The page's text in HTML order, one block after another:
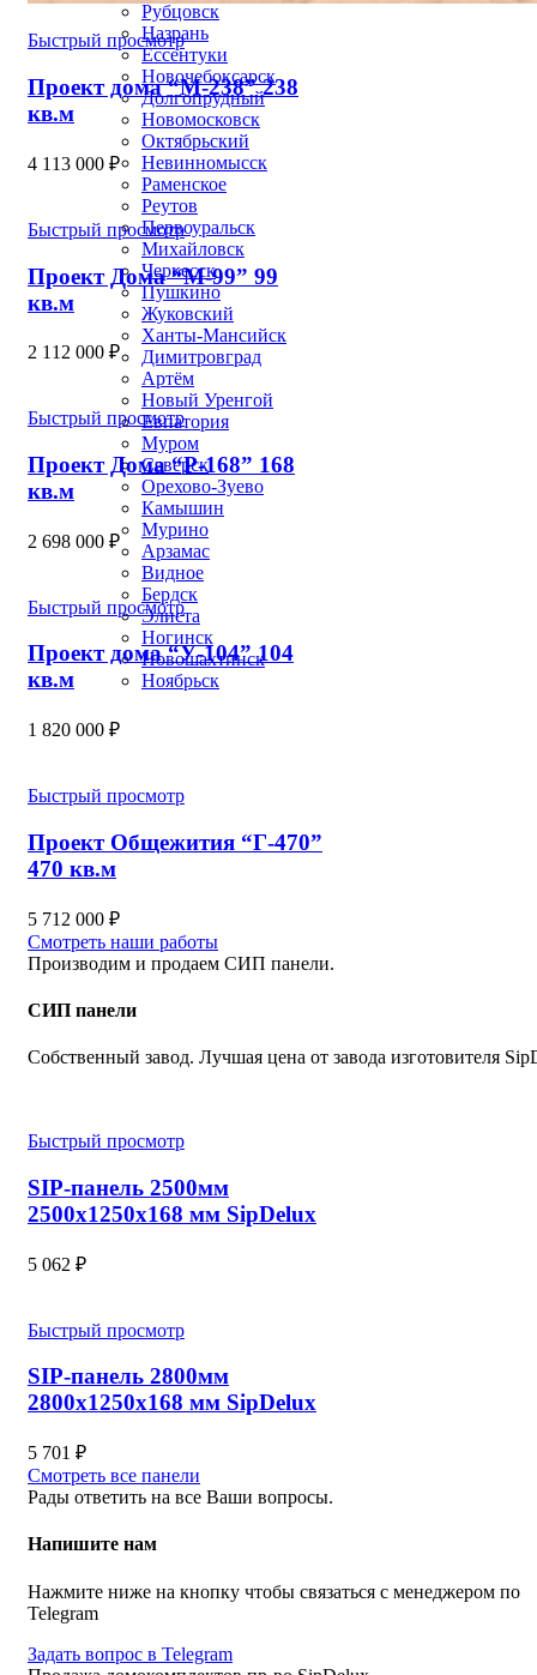
Рубцовск
Назрань
Ессентуки
Новочебоксарск
Долгопрудный
Новомосковск
Октябрьский
Невинномысск
Раменское
Реутов
Первоуральск
Михайловск
Черкесск
Пушкино
Жуковский
Ханты-Мансийск
Димитровград
Артём
Новый Уренгой
Евпатория
Муром
Северск
Орехово-Зуево
Камышин
Мурино
Арзамас
Видное
Бердск
Элиста
Ногинск
Новошахтинск
Ноябрьск
Быстрый просмотр
Проект дома “М-238” 238
кв.м
4 113 000 ₽
Быстрый просмотр
Проект Дома “М-99” 99
кв.м
2 112 000 ₽
Быстрый просмотр
Проект Дома “Р-168” 168
кв.м
2 698 000 ₽
Быстрый просмотр
Проект дома “У-104” 104
кв.м
1 820 000 ₽
Быстрый просмотр
Проект Общежития “Г-470”
470 кв.м
5 712 000 ₽
Смотреть наши работы
Производим и продаем СИП панели.
СИП панели
Собственный завод. Лучшая цена от завода изготовителя
Быстрый просмотр
SIP-панель 2500мм
2500x1250x168 мм SipDelux
5 062 ₽
Быстрый просмотр
SIP-панель 2800мм
2800x1250x168 мм SipDelux
5 701 ₽
Смотреть все панели
Рады ответить на все Ваши вопросы.
Напишите нам
Нажмите ниже на кнопку чтобы связаться с менеджером по
Telegram
Задать вопрос в Telegram